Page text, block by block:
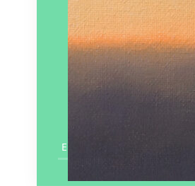
En savoir plus